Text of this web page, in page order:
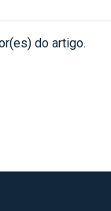
do artigo.